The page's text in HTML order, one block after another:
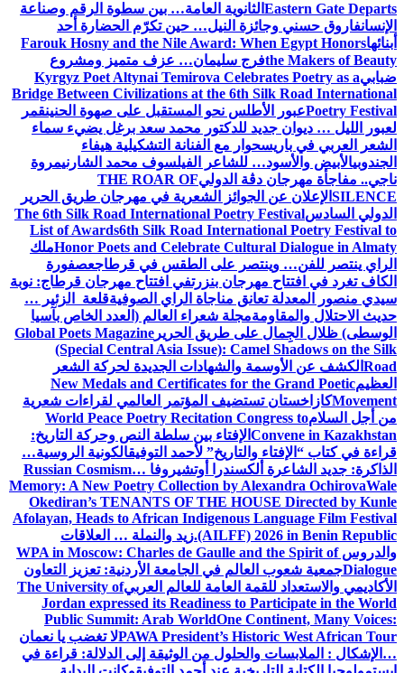
Eastern Gate Departs الثانوية العامة… بين سطوة الرقم وصناعة
الإنسانفاروق حسني وجائزة النيل… حين تكرّم الحضارة أحد
أبنائهاFarouk Hosny and the Nile Award: When Egypt Honors
the Makers of Beautyفرج سليمان… عزف متميز ومشروع
ضبابيKyrgyz Poet Altynai Temirova Celebrates Poetry as a
Bridge Between Civilizations at the 6th Silk Road International
Poetry Festivalعبور الأطلس نحو المستقبل على صهوة الحنينقمر
لعبور الليل … ديوان جديد للدكتور محمد سعد برغل يضيء سماء
الشعر العربي في باريسحوار مع الفنانة التشكيلية هيفاء
الجندوبيالأبيض والأسود… للشاعر الفيلسوف محمد الشارنيمروة
ناجي.. مفاجأة مهرجان دڨة الدوليTHE ROAR OF
SILENCE الإعلان عن الجوائز الشعرية في مهرجان طريق الحرير
الدولي السادسThe 6th Silk Road International Poetry Festival
List of Awards6th Silk Road International Poetry Festival to
Honor Poets and Celebrate Cultural Dialogue in Almatyملك
الراي ينتصر للفن… وينتصر على الطقس في قرطاجعصفورة
الكاف تغرد في افتتاح مهرجان بنزرتفي افتتاح مهرجان قرطاج: نوبة
سيدي منصور المعدلة تعانق مناجاة الراي الصوفيةقلعة الزئير …
حديث الاحتلال والمقاومةمجلة شعراء العالم (العدد الخاص بآسيا
الوسطى) ظلال الجِمال على طريق الحرير Global Poets Magazine
(Special Central Asia Issue): Camel Shadows on the Silk
Road الكشف عن الأوسمة والشهادات الجديدة لحركة الشعر
العظيمNew Medals and Certificates for the Grand Poetic
Movementكازاخستان تستضيف المؤتمر العالمي لقراءات شعرية
من أجل السلامWorld Peace Poetry Recitation Congress to
Convene in Kazakhstan الإفتاء بين سلطة النص وحركة التاريخ:
قراءة في كتاب “الإفتاء والتاريخ” لأحمد التوفيقالكونية الروسية…
الذاكرة: جديد الشاعرة ألكسندرا أوتشيروفا Russian Cosmism…
Memory: A New Poetry Collection by Alexandra OchirovaWale
Okediran’s TENANTS OF THE HOUSE Directed by Kunle
Afolayan, Heads to African Indigenous Language Film Festival
(AILFF) 2026 in Benin Republic. زيد والنملة … العلاقات
والدروسWPA in Moscow: Charles de Gaulle and the Spirit of
Dialogueجمعية شعوب العالم في الجامعة الأردنية: تعزيز التعاون
الأكاديمي والاستعداد للقمة العامة للعالم العربيThe University of
Jordan expressed its Readiness to Participate in the World
Public Summit: Arab WorldOne Continent, Many Voices:
PAWA President’s Historic West African Tourلا تغضب يا نعمان
…الإشكال : الملابسات والحلول من الوثيقة إلى الدلالة: قراءة في